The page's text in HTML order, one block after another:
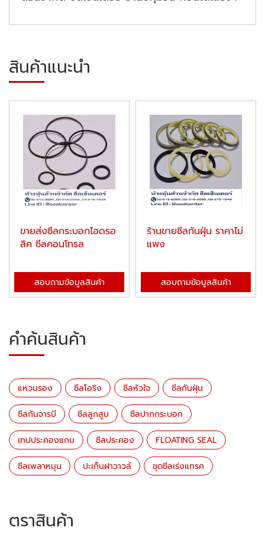
สินค้าแนะนำ
ขายส่งซีลกระบอกไฮดรอ
ลิค ซีลคอนโทรล
สอบถามข้อมูลสินค้า
ร้านขายซีลกันฝุ่น ราคาไม่
แพง
สอบถามข้อมูลสินค้า
คำค้นสินค้า
แหวนรอง ซีลโอริง ซีลหัวใจ ซีลกันฝุ่น
ซีลกันจารบี ซีลลูกสูบ ซีลปากกระบอก
เทปประคองแกน ซีลประคอง FLOATING SEAL
ซีลเพลาหมุน ปะเก็นฝาวาวล์ ชุดซีลเร่งแทรค
ตราสินค้า